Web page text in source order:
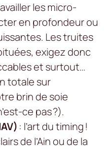
les micro-
en profondeur ou
Les truites
exigez donc
et surtout…
totale sur
brin de soie
ce pas ?).
: l’art du timing !
de l’Ain ou de la